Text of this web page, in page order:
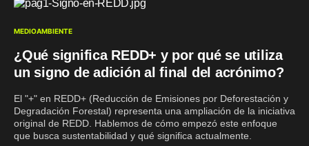
MEDIOAMBIENTE
¿Qué significa REDD+ y por qué se utiliza
un signo de adición al final del acrónimo?
El "+" en REDD+ (Reducción de Emisiones por Deforestación y
Degradación Forestal) representa una ampliación de la iniciativa
original de REDD. Hablemos de cómo empezó este enfoque
que busca sustentabilidad y qué significa actualmente.